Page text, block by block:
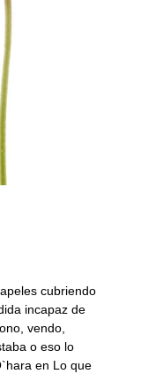
cubriendo
incapaz de
vendo,
o eso lo
en Lo que